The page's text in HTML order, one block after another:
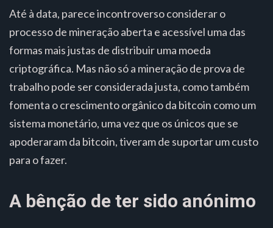
Até à data, parece incontroverso considerar o
processo de mineração aberta e acessível uma das
formas mais justas de distribuir uma moeda
criptográfica. Mas não só a mineração de prova de
trabalho pode ser considerada justa, como também
fomenta o crescimento orgânico da bitcoin como um
sistema monetário, uma vez que os únicos que se
apoderaram da bitcoin, tiveram de suportar um custo
para o fazer.
A bênção de ter sido anónimo